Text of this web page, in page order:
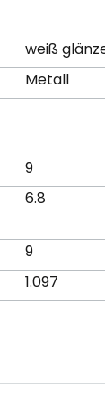
weiß
Metall
9
6.8
9
1.097